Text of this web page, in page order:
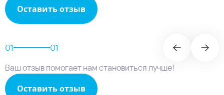
Оставить отзыв
01
01
Ваш отзыв помогает нам становиться лучше!
Оставить отзыв